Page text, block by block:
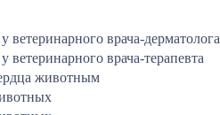
ветеринарного врача-дерматолога
ветеринарного врача-терапевта
животным